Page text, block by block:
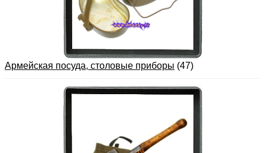
Армейская посуда, столовые приборы (47)